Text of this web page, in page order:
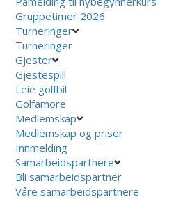
Gruppetimer 2026
Turneringer
Turneringer
Gjester
Gjestespill
Leie golfbil
Golfamore
Medlemskap
Medlemskap og priser
Innmelding
Samarbeidspartnere
Bli samarbeidspartner
Våre samarbeidspartnere